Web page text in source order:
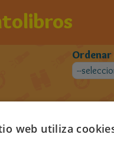
web utiliza